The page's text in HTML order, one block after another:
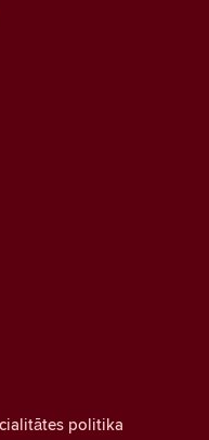
politika